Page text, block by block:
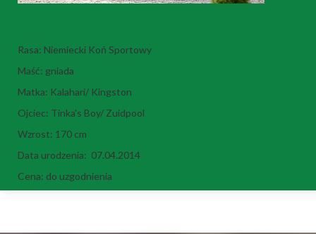
Rasa: Niemiecki Koń Sportowy
Maść: gniada
Matka: Kalahari/ Kingston
Ojciec: Tinka's Boy/ Zuidpool
Wzrost: 170 cm
Data urodzenia: 07.04.2014
Cena: do uzgodnienia